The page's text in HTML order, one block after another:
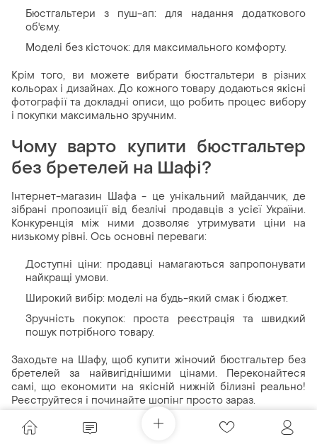
Бюстгальтери з пуш-ап: для надання додаткового
об'єму.
Моделі без кісточок: для максимального комфорту.
Крім того, ви можете вибрати бюстгальтери в різних
кольорах і дизайнах. До кожного товару додаються якісні
фотографії та докладні описи, що робить процес вибору
і покупки максимально зручним.
Чому варто купити бюстгальтер
без бретелей на Шафі?
Інтернет-магазин Шафа - це унікальний майданчик, де
зібрані пропозиції від безлічі продавців з усієї України.
Конкуренція між ними дозволяє утримувати ціни на
низькому рівні. Ось основні переваги:
Доступні ціни: продавці намагаються запропонувати
найкращі умови.
Широкий вибір: моделі на будь-який смак і бюджет.
Зручність покупок: проста реєстрація та швидкий
пошук потрібного товару.
Заходьте на Шафу, щоб купити жіночий бюстгальтер без
бретелей за найвигіднішими цінами. Переконайтеся
самі, що економити на якісній нижній білизні реально!
Реєструйтеся і починайте шопінг просто зараз.